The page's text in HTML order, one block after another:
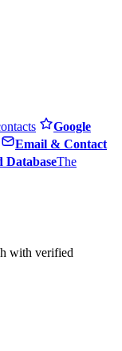
Google
Email & Contact
DatabaseThe
with verified